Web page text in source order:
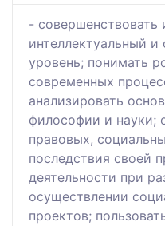
- совершенствовать
интеллектуальный
уровень; понимать
современных
анализировать
философии и науки;
правовых,
последствия своей
деятельности при
осуществлении
проектов;